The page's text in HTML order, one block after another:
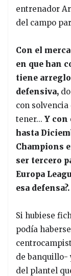
entrenador
del campo
Con el
en que han
tiene
defensiva,
con solvencia
tener... Y con
hasta
Champions
ser tercero
Europa
esa defensa?.
Si hubiese
podía
de banquillo-
del plantel